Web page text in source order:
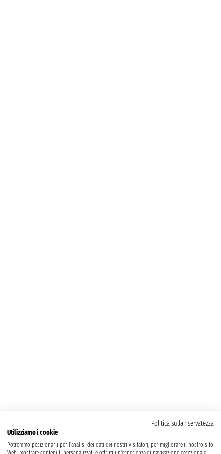
Politica sulla riservatezza
Utilizziamo i cookie
Potremmo posizionarli per l'analisi dei dati dei nostri visitatori, per migliorare il nostro sito
Web, mostrare contenuti personalizzati e offrirti un'esperienza di navigazione eccezionale.